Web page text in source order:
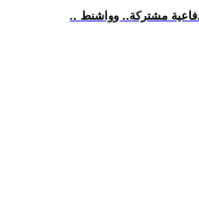
دفاعية مشتركة.. وواشنط